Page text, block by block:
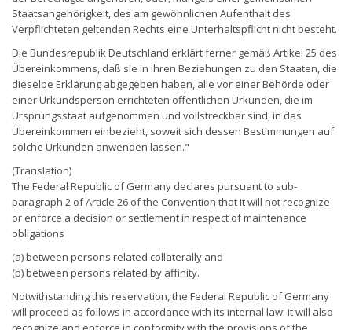
Staatsangehörigkeit, des am gewöhnlichen Aufenthalt des
Verpflichteten geltenden Rechts eine Unterhaltspflicht nicht besteht.
Die Bundesrepublik Deutschland erklärt ferner gemäß Artikel 25 des
Übereinkommens, daß sie in ihren Beziehungen zu den Staaten, die
dieselbe Erklärung abgegeben haben, alle vor einer Behörde oder
einer Urkundsperson errichteten öffentlichen Urkunden, die im
Ursprungsstaat aufgenommen und vollstreckbar sind, in das
Übereinkommen einbezieht, soweit sich dessen Bestimmungen auf
solche Urkunden anwenden lassen."
(Translation)
The Federal Republic of Germany declares pursuant to sub-
paragraph 2 of Article 26 of the Convention that it will not recognize
or enforce a decision or settlement in respect of maintenance
obligations
(a) between persons related collaterally and
(b) between persons related by affinity.
Notwithstanding this reservation, the Federal Republic of Germany
will proceed as follows in accordance with its internal law: it will also